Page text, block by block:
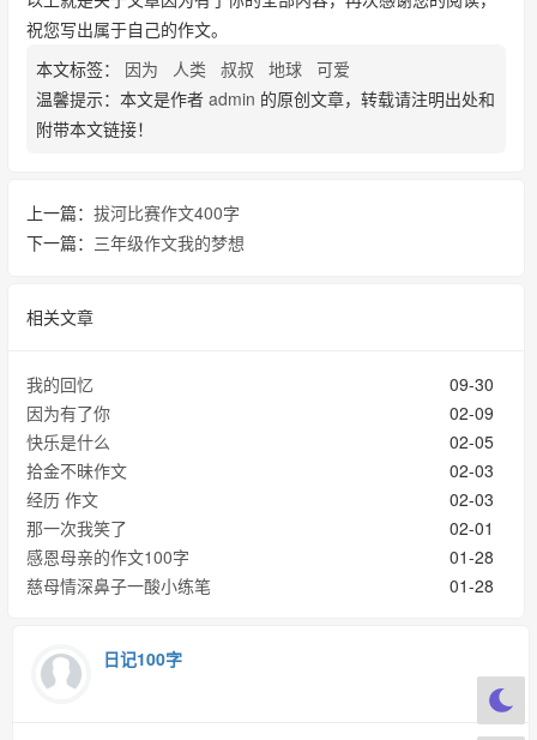
祝您写出属于自己的作文。
本文标签： 因为 人类 叔叔 地球 可爱
温馨提示：本文是作者 admin 的原创文章，转载请注明出处和
附带本文链接！
上一篇： 拔河比赛作文400字
下一篇： 三年级作文我的梦想
相关文章
09-30
我的回忆
02-09
因为有了你
02-05
快乐是什么
02-03
拾金不昧作文
02-03
经历 作文
02-01
那一次我笑了
01-28
感恩母亲的作文100字
01-28
慈母情深鼻子一酸小练笔
日记100字